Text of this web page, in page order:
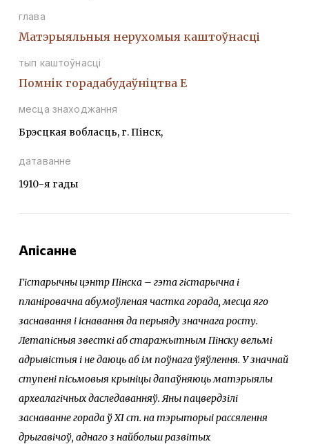
глава
Матэрыяльныя нерухомыя каштоўнасці
тып каштоўнасці
Помнiк горадабудаўнiцтва Е
месца знаходжання
Брэсцкая вобласць, г. Пінск,
датаванне
1910-я гады
Апісанне
Гістарычны цэнтр Пінска – гэта гістарычна і
планіровачна абумоўленая частка горада, месца яго
заснавання і існавання да перыяду значнага росту.
Летапісныя звесткі аб старажытным Пінску вельмі
адрывістыя і не даюць аб ім поўнага ўяўлення. У значнай
ступені пісьмовыя крыніцы дапаўняюць матэрыялы
археалагічных даследаванняў. Яны пацвердзілі
заснаванне горада ў ХІ ст. на тэрыторыі рассялення
дрыгавічоў, аднаго з найбольш развітых